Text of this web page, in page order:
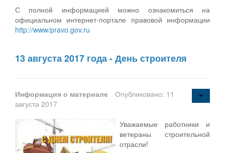
С полной информацией можно ознакомиться на
официальном интернет-портале правовой информации
http://www/pravo.gov.ru
13 августа 2017 года - День строителя
Информация о материале
Опубликовано: 11
августа 2017
Уважаемые работники и
ветераны строительной
отрасли!